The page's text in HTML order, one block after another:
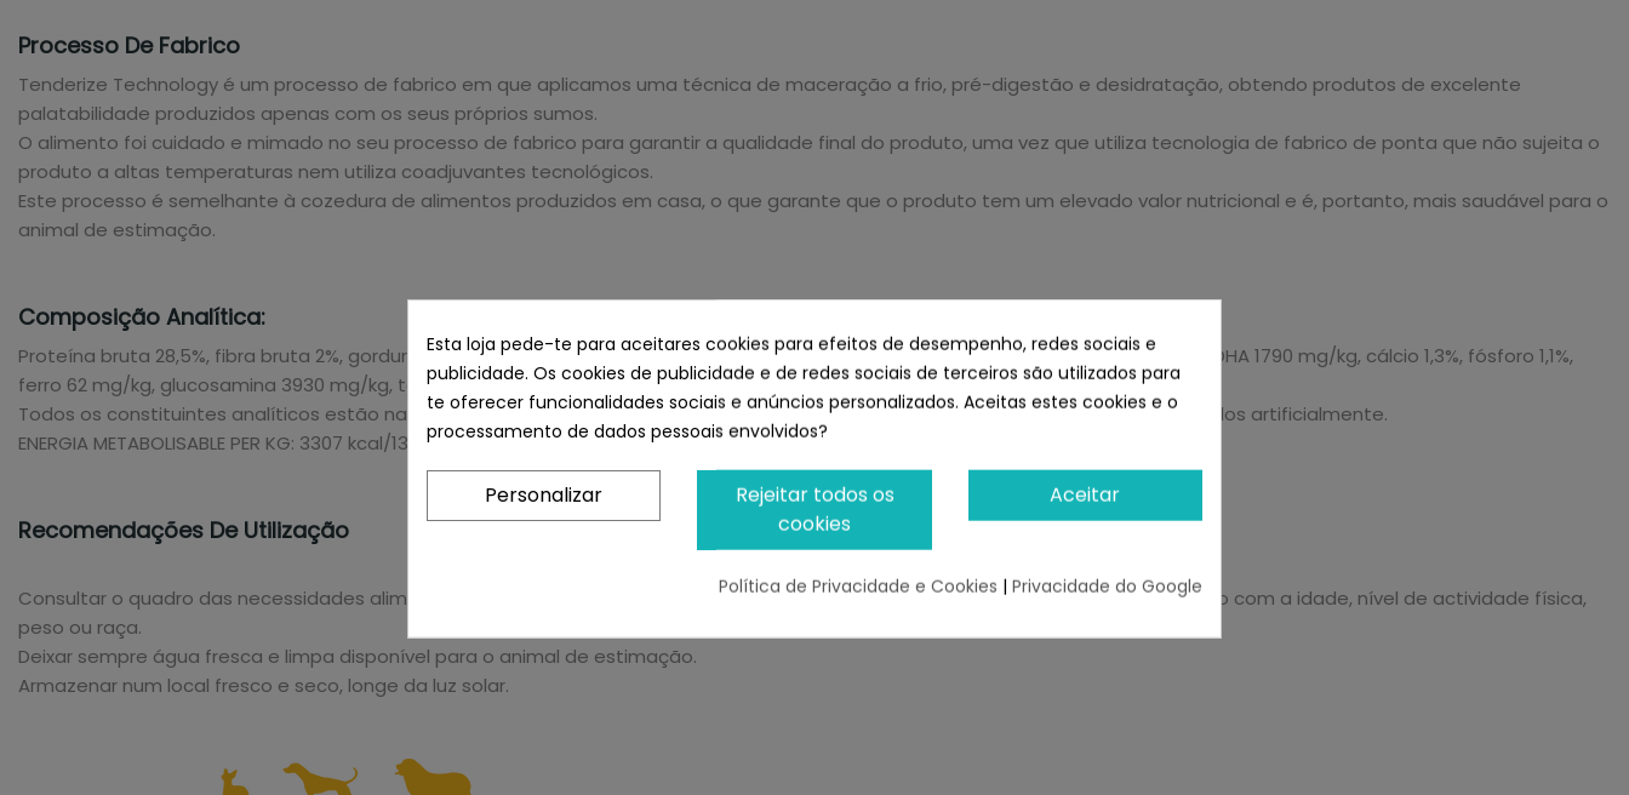
Processo De Fabrico
Tenderize Technology é um processo de fabrico em que aplicamos uma técnica de maceração a frio, pré-digestão e desidratação, obtendo produtos de excelente
palatabilidade produzidos apenas com os seus próprios sumos.
O alimento foi cuidado e mimado no seu processo de fabrico para garantir a qualidade final do produto, uma vez que utiliza tecnologia de fabrico de ponta que não sujeita o
produto a altas temperaturas nem utiliza coadjuvantes tecnológicos.
Este processo é semelhante à cozedura de alimentos produzidos em casa, o que garante que o produto tem um elevado valor nutricional e é, portanto, mais saudável para o
animal de estimação.
Composição Analítica:
Proteína bruta 28,5%, fibra bruta 2%, gordura bruta 14%, cinza bruta 7%, humidade 25%, ácidos gordos polinsaturados ómega-3 EPA+DHA 1790 mg/kg, cálcio 1,3%, fósforo 1,1%,
ferro 62 mg/kg, glucosamina 3930 mg/kg, taurina 2680 mg/kg.
Todos os constituintes analíticos estão naturalmente presentes e são derivados das nossas matérias-primas; não foram adicionados artificialmente.
ENERGIA METABOLISABLE PER KG: 3307 kcal/13837kJ
Recomendações De Utilização
Consultar o quadro das necessidades alimentares diárias como ponto de referência, variando a quantidade de alimentos de acordo com a idade, nível de actividade física,
peso ou raça.
Deixar sempre água fresca e limpa disponível para o animal de estimação.
Armazenar num local fresco e seco, longe da luz solar.
Esta loja pede-te para aceitares cookies para efeitos de desempenho, redes sociais e
publicidade. Os cookies de publicidade e de redes sociais de terceiros são utilizados para
te oferecer funcionalidades sociais e anúncios personalizados. Aceitas estes cookies e o
processamento de dados pessoais envolvidos?
Aceitar
Rejeitar todos os
cookies
Personalizar
Política de Privacidade e Cookies | Privacidade do Google